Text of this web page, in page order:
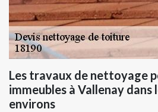
Les travaux de nettoyage
immeubles à Vallenay dans
environs